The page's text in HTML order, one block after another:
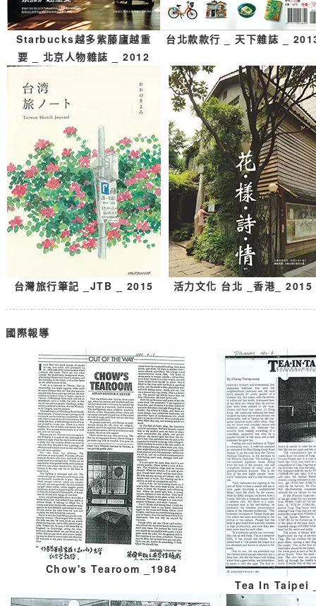
Starbucks越多紫藤廬越重
要
_ 北京人物雜誌 _ 2012
台北款款行 _ 天下雜誌 _
台灣旅行筆記 _JTB _ 2015 活力文化 台北 _香港_ 2015
國際報導
Chow's Tearoom
_1984
Tea In Taipei